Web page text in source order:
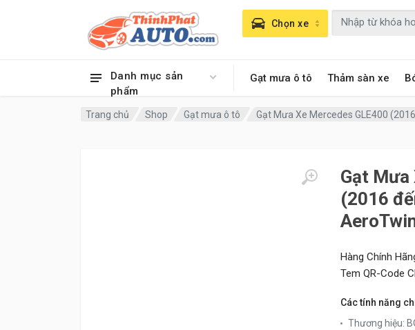
Danh mục sản
phẩm
Gạt mưa ô tô Thảm sàn xe
Chọn xe
Trang chủ Shop Gạt mưa ô tô Gạt Mưa Xe Mercedes GLE400
Gạt Mưa
(2016
Hàng Chính
Tem QR-Code
Các tính năng
Thương hiệu: